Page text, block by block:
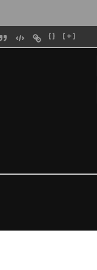
{} [+]
الاسم*
البريد
Website